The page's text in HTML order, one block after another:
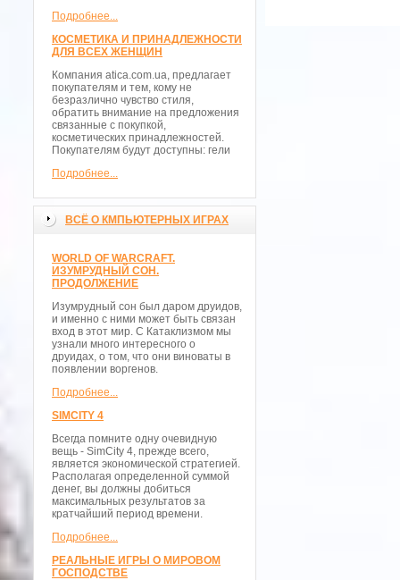
Подробнее...
КОСМЕТИКА И ПРИНАДЛЕЖНОСТИ
ДЛЯ ВСЕХ ЖЕНЩИН
Компания atica.com.ua, предлагает
покупателям и тем, кому не
безразлично чувство стиля,
обратить внимание на предложения
связанные с покупкой,
косметических принадлежностей.
Покупателям будут доступны: гели
Подробнее...
ВСЁ О КМПЬЮТЕРНЫХ ИГРАХ
WORLD OF WARCRAFT.
ИЗУМРУДНЫЙ СОН.
ПРОДОЛЖЕНИЕ
Изумрудный сон был даром друидов,
и именно с ними может быть связан
вход в этот мир. С Катаклизмом мы
узнали много интересного о
друидах, о том, что они виноваты в
появлении воргенов.
Подробнее...
SIMCITY 4
Всегда помните одну очевидную
вещь - SimCity 4, прежде всего,
является экономической стратегией.
Располагая определенной суммой
денег, вы должны добиться
максимальных результатов за
кратчайший период времени.
Подробнее...
РЕАЛЬНЫЕ ИГРЫ О МИРОВОМ
ГОСПОДСТВЕ